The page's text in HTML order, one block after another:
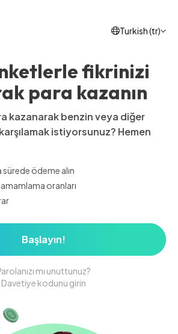
Turkish (tr)
fikrinizi
para kazanın
kazanarak benzin veya diğer
karşılamak istiyorsunuz? Hemen
sürede ödeme alın
oranları
Başlayın!
mı unuttunuz?
Davetiye kodunu girin